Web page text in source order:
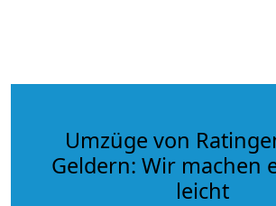
Umzüge von
Geldern: Wir machen
leicht